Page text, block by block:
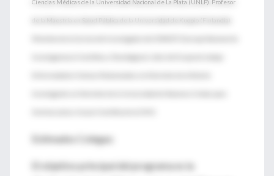
Ciencias Médicas de la Universidad Nacional de La Plata (UNLP). Profesor
Estimados Colegas:
El objetivo principal del programa es la